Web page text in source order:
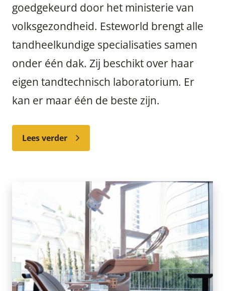
goedgekeurd door het ministerie van
volksgezondheid. Esteworld brengt alle
tandheelkundige specialisaties samen
onder één dak. Zij beschikt over haar
eigen tandtechnisch laboratorium. Er
kan er maar één de beste zijn.
Lees verder